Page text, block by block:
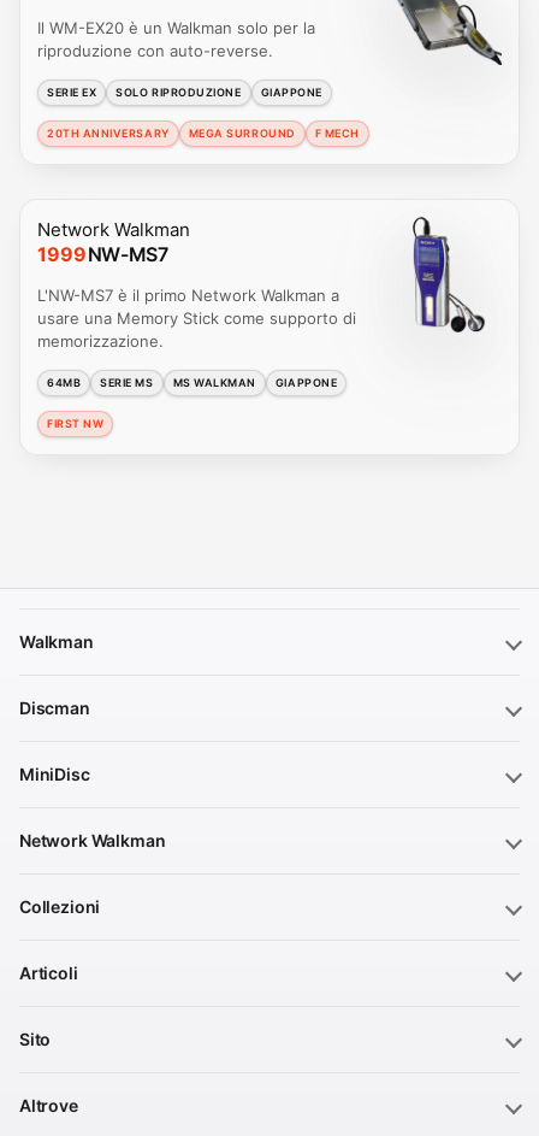
Il WM-EX20 è un Walkman solo per la
riproduzione con auto-reverse.
SERIE EX SOLO RIPRODUZIONE GIAPPONE
20TH ANNIVERSARY MEGA SURROUND F MECH
Network Walkman
1999NW-MS7
L'NW-MS7 è il primo Network Walkman a
usare una Memory Stick come supporto di
memorizzazione.
64MB SERIE MS MS WALKMAN GIAPPONE
FIRST NW
Walkman
Discman
MiniDisc
Network Walkman
Collezioni
Articoli
Sito
Altrove